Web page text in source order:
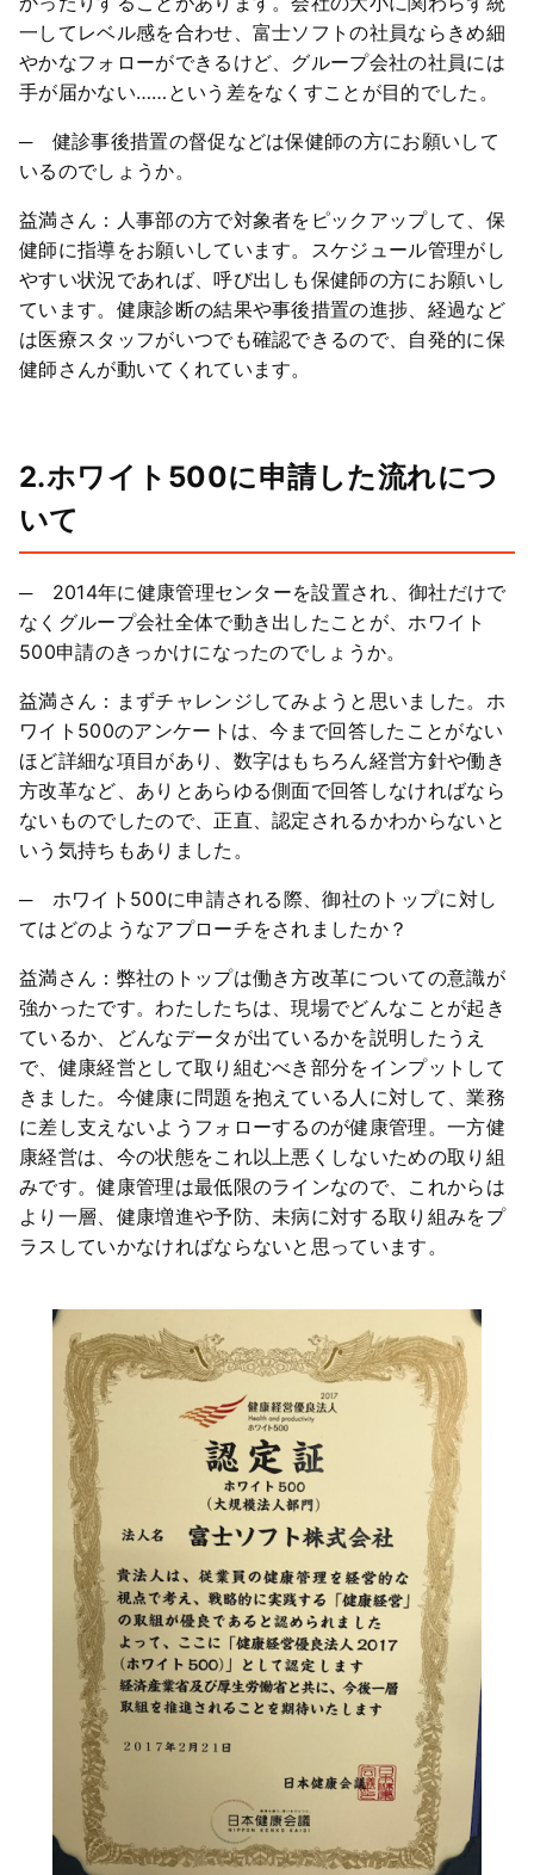
一してレベル感を合わせ、富士ソフトの社員ならきめ細
やかなフォローができるけど、グループ会社の社員には
手が届かない……という差をなくすことが目的でした。
─ 健診事後措置の督促などは保健師の方にお願いして
いるのでしょうか。
益満さん：人事部の方で対象者をピックアップして、保
健師に指導をお願いしています。スケジュール管理がし
やすい状況であれば、呼び出しも保健師の方にお願いし
ています。健康診断の結果や事後措置の進捗、経過など
は医療スタッフがいつでも確認できるので、自発的に保
健師さんが動いてくれています。
2.ホワイト500に申請した流れにつ
いて
─ 2014年に健康管理センターを設置され、御社だけで
なくグループ会社全体で動き出したことが、ホワイト
500申請のきっかけになったのでしょうか。
益満さん：まずチャレンジしてみようと思いました。ホ
ワイト500のアンケートは、今まで回答したことがない
ほど詳細な項目があり、数字はもちろん経営方針や働き
方改革など、ありとあらゆる側面で回答しなければなら
ないものでしたので、正直、認定されるかわからないと
いう気持ちもありました。
─ ホワイト500に申請される際、御社のトップに対し
てはどのようなアプローチをされましたか？
益満さん：弊社のトップは働き方改革についての意識が
強かったです。わたしたちは、現場でどんなことが起き
ているか、どんなデータが出ているかを説明したうえ
で、健康経営として取り組むべき部分をインプットして
きました。今健康に問題を抱えている人に対して、業務
に差し支えないようフォローするのが健康管理。一方健
康経営は、今の状態をこれ以上悪くしないための取り組
みです。健康管理は最低限のラインなので、これからは
より一層、健康増進や予防、未病に対する取り組みをプ
ラスしていかなければならないと思っています。